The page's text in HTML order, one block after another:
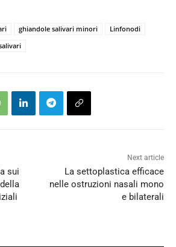
ghiandole salivari minori
Linfonodi
sui
Next article
La settoplastica efficace
nelle ostruzioni nasali mono
e bilaterali